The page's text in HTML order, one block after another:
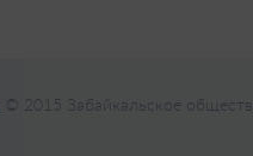
© 2015 Забайкальское